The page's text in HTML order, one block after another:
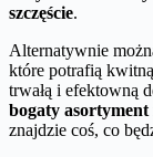
szczęście.
Alternatywnie
które potrafią
trwałą i efektowną
bogaty
znajdzie coś, co